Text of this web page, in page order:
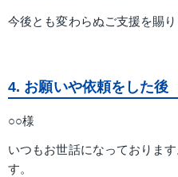
今後とも変わらぬご支援を賜
4. お願いや依頼をした後
○○様
いつもお世話になっておりま
す。